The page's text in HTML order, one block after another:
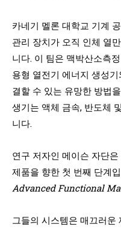
카네기 멜론 대학교 기계
관리 장치가 오직 인체 열
니다. 이 팀은 맥박산소측
용형 열전기 에너지 생성
결할 수 있는 유망한 방법
생기는 액체 금속, 반도체
니다.
연구 저자인 메이슨 자단
제품을 향한 첫 번째 단계
Advanced Functional
그들의 시스템은 매끄러